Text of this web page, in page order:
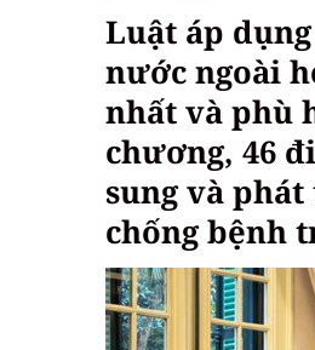
Luật áp
nước ngoài
nhất và phù
chương, 46
sung và
chống bệnh